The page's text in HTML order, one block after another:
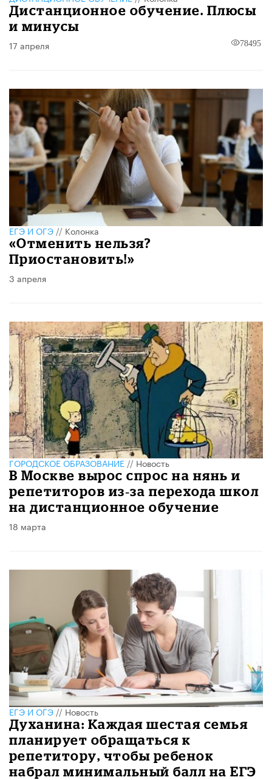
Дистанционное обучение. Плюсы
и минусы
17 апреля 78495
ЕГЭ И ОГЭ//Колонка
«Отменить нельзя?
Приостановить!»
3 апреля
ГОРОДСКОЕ ОБРАЗОВАНИЕ//Новость
В Москве вырос спрос на нянь и
репетиторов из‑за перехода школ
на дистанционное обучение
18 марта
ЕГЭ И ОГЭ//Новость
Духанина: Каждая шестая семья
планирует обращаться к
репетитору, чтобы ребенок
набрал минимальный балл на ЕГЭ